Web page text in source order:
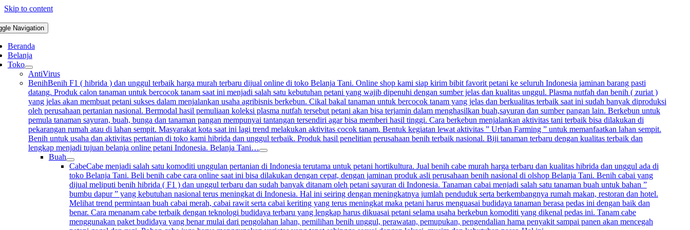
Skip to content
Navigation
Beranda
Belanja
Toko
AntiVirus
BenihBenih F1 ( hibrida ) dan unggul terbaik harga murah terbaru dijual online di toko Belanja Tani. Online shop kami siap kirim bibit favorit petani ke seluruh Indonesia jaminan barang pasti
datang. Produk calon tanaman untuk bercocok tanam saat ini menjadi salah satu kebutuhan petani yang wajib dipenuhi dengan sumber jelas dan kualitas unggul. Plasma nutfah dan benih ( zuriat )
yang jelas akan membuat petani sukses dalam menjalankan usaha agribisnis berkebun. Cikal bakal tanaman untuk bercocok tanam yang jelas dan berkualitas terbaik saat ini sudah banyak diproduksi
oleh perusahaan pertanian nasional. Bermodal hasil pemuliaan koleksi plasma nutfah tersebut petani akan bisa terjamin dalam menghasilkan buah,sayuran dan sumber pangan lain. Berkebun untuk
pemula tanaman sayuran, buah, bunga dan tanaman pangan mempunyai tantangan tersendiri agar bisa memberi hasil tinggi. Cara berkebun menjalankan aktivitas tani terbaik bisa dilakukan di
pekarangan rumah atau di lahan sempit. Masyarakat kota saat ini lagi trend melakukan aktivitas cocok tanam. Bentuk kegiatan lewat aktivitas ” Urban Farming ” untuk memanfaatkan lahan sempit.
Benih untuk usaha dan aktivitas pertanian di toko kami hibrida dan unggul terbaik. Produk hasil penelitian perusahaan benih terbaik nasional. Biji tanaman terbaru dengan kualitas terbaik dan
lengkap menjadi tujuan belanja online petani Indonesia. Belanja Tani…
Buah
CabeCabe menjadi salah satu komoditi unggulan pertanian di Indonesia terutama untuk petani hortikultura. Jual benih cabe murah harga terbaru dan kualitas hibrida dan unggul ada di
toko Belanja Tani. Beli benih cabe cara online saat ini bisa dilakukan dengan cepat, dengan jaminan produk asli perusahaan benih nasional di olshop Belanja Tani. Benih cabai yang
dijual meliputi benih hibrida ( F1 ) dan unggul terbaru dan sudah banyak ditanam oleh petani sayuran di Indonesia. Tanaman cabai menjadi salah satu tanaman buah untuk bahan ”
bumbu dapur ” yang kebutuhan nasional terus meningkat di Indonesia. Hal ini seiring dengan meningkatnya jumlah penduduk serta berkembangnya rumah makan, restoran dan hotel.
Melihat trend permintaan buah cabai merah, cabai rawit serta cabai keriting yang terus meningkat maka petani harus menguasai budidaya tanaman berasa pedas ini dengan baik dan
benar. Cara menanam cabe terbaik dengan teknologi budidaya terbaru yang lengkap harus dikuasai petani selama usaha berkebun komoditi yang dikenal pedas ini. Tanam cabe
menggunakan paket budidaya yang benar mulai dari pengolahan lahan, pemilihan benih unggul, perawatan, pemupukan, pengendalian hama penyakit sampai panen akan mencegah